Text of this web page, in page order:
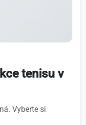
tenisu v
Vyberte si